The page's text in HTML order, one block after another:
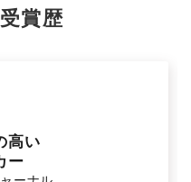
賞歴
ス
ング